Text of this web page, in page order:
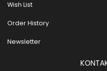
Wish List
Order History
Newsletter